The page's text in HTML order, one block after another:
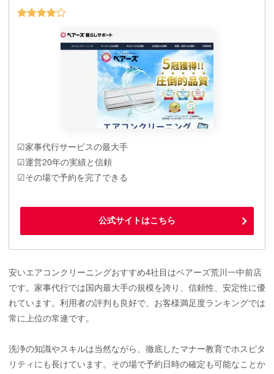
☑家事代行サービスの最大手
☑運営20年の実績と信頼
☑その場で予約を完了できる
公式サイトはこちら
安いエアコンクリーニングおすすめ4社目はベアーズ荒川一中前店
です。家事代行では国内最大手の規模を誇り、信頼性、安定性に優
れています。利用者の評判も良好で、お客様満足度ランキングでは
常に上位の常連です。
洗浄の知識やスキルは当然ながら、徹底したマナー教育でホスピタ
リティにも長けています。その場で予約日時の確定も可能なことか